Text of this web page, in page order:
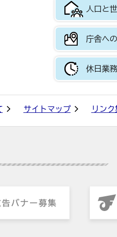
人口と
庁舎へ
休日業
サイトマップ リンク